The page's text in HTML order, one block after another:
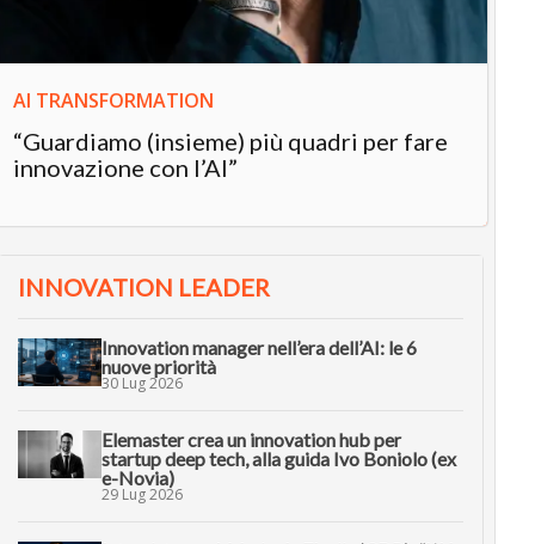
AI TRANSFORMATION
“Guardiamo (insieme) più quadri per fare
innovazione con l’AI”
INNOVATION LEADER
Innovation manager nell’era dell’AI: le 6
nuove priorità
30 Lug 2026
Elemaster crea un innovation hub per
startup deep tech, alla guida Ivo Boniolo (ex
e-Novia)
29 Lug 2026